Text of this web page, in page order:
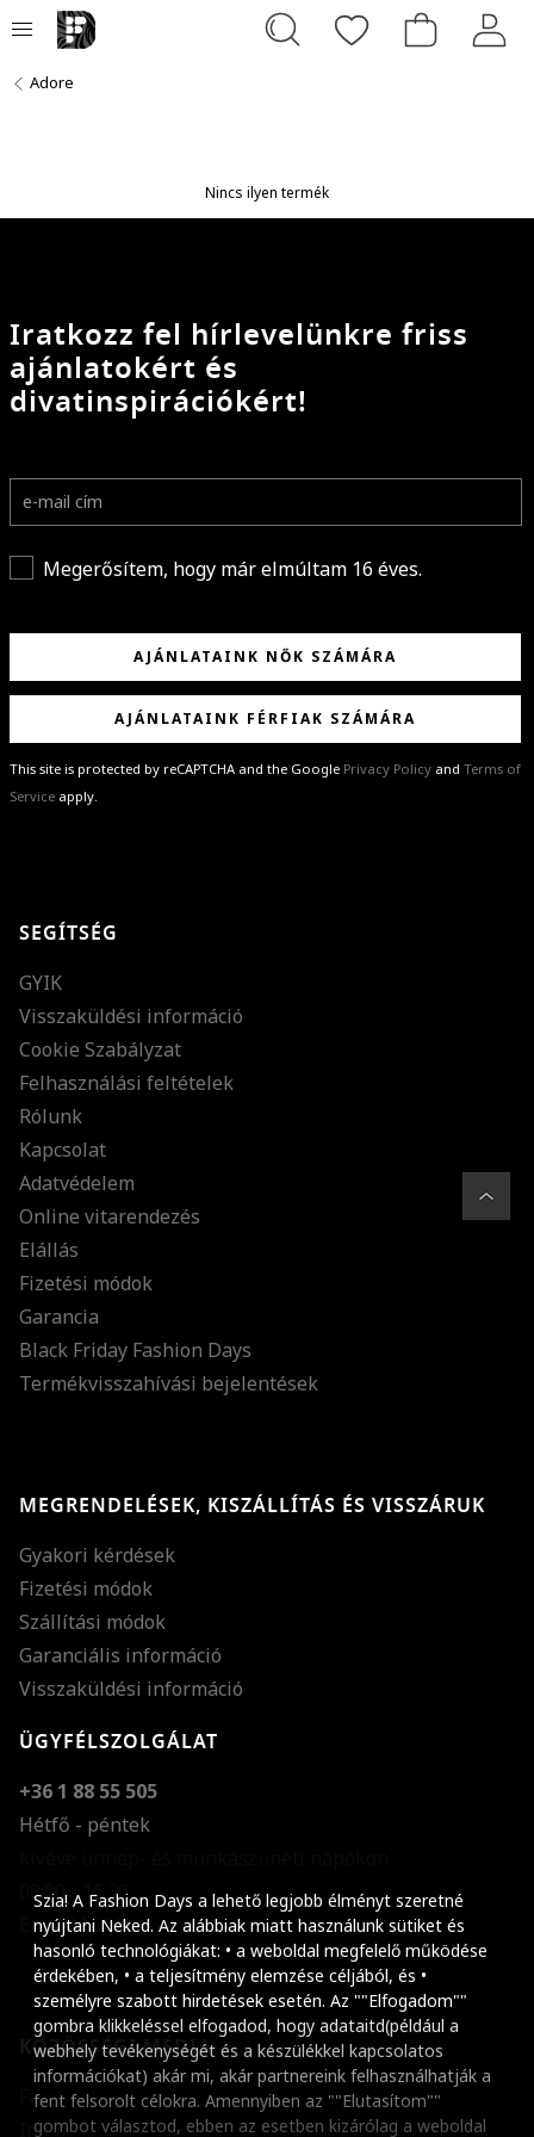
Szia! A Fashion Days a lehető legjobb élményt szeretné
nyújtani Neked. Az alábbiak miatt használunk sütiket és
hasonló technológiákat: • a weboldal megfelelő működése
érdekében, • a teljesítmény elemzése céljából, és •
személyre szabott hirdetések esetén. Az ""Elfogadom""
gombra klikkeléssel elfogadod, hogy adataitd(például a
webhely tevékenységét és a készülékkel kapcsolatos
információkat) akár mi, akár partnereink felhasználhatják a
fent felsorolt célokra. Amennyiben az ""Elutasítom""
gombot választod, ebben az esetben kizárólag a weboldal
Adore
Nincs ilyen termék
Iratkozz fel hírlevelünkre friss
ajánlatokért és
divatinspirációkért!
Megerősítem, hogy már elmúltam 16 éves.
AJÁNLATAINK NŐK SZÁMÁRA
AJÁNLATAINK FÉRFIAK SZÁMÁRA
This site is protected by reCAPTCHA and the Google Privacy Policy and Terms of
Service apply.
különleges ajánlatainkat és stílustippjeinket!
SEGÍTSÉG
GYIK
Visszaküldési információ
Cookie Szabályzat
Felhasználási feltételek
Rólunk
Kapcsolat
Adatvédelem
Online vitarendezés
Elállás
Fizetési módok
Garancia
Black Friday Fashion Days
Termékvisszahívási bejelentések
MEGRENDELÉSEK, KISZÁLLÍTÁS ÉS VISSZÁRUK
Gyakori kérdések
Fizetési módok
Szállítási módok
Garanciális információ
Visszaküldési információ
ÜGYFÉLSZOLGÁLAT
+36 1 88 55 505
Hétfő - péntek
08:00 - 16:30
E-mail küldése
KÖZÖSSÉGI MÉDIA
Facebook
Instagram
Szöveg méretének
Szóköz növelése
Szóköz csökkentése
Sortávolság
Sortávolság